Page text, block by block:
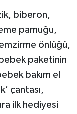
biberon,
pamuğu,
emzirme önlüğü,
paketinin
bakım el
çantası,
ilk hediyesi